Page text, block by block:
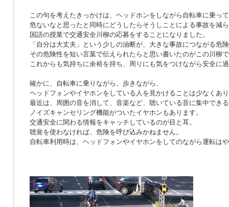
この句を考えたきっかけは、ヘッドホンをしながら自転車に乗っ
危ないなと思ったと同時にどうしたらそうしことによる事故を減
国語の授業で交通安全川柳の応募をすることになりました。
「自分は大丈夫」という少しの油断が、大きな事故につながる危
その危険性を短い言葉で伝えられたらと思い書いたのがこの川柳
これからも気持ちに余裕を持ち、周りにも気をつけながら安全に
確かに、自転車に乗りながら、歩きながら、
ヘッドフォンやイヤホンをしている人を見かけることは少なくあ
最近は、周囲の音を消して、音楽など、聴いている音に集中できる
ノイズキャンセリング機能がついたイヤホンもあります。
交通安全に関わる情報をキャッチしているのが目と耳。
聴覚を使わなければ、危険を呼び込みかねません。
自転車利用時は、ヘッドフォンやイヤホンをしてのながら運転は